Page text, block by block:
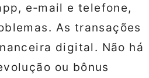
e‑mail e telefone,
As transações
digital. Não há
ou bônus